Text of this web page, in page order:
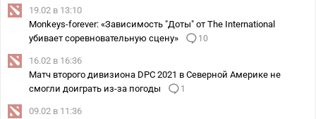
19.02 в 13:10
Monkeys-forever: «Зависимость "Доты" от The International
убивает соревновательную сцену»
10
16.02 в 16:36
Матч второго дивизиона DPC 2021 в Северной Америке не
смогли доиграть из-за погоды
1
09.02 в 11:36